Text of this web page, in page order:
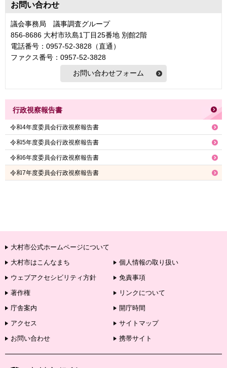
お問い合わせ
議会事務局 議事調査グループ
856-8686 大村市玖島1丁目25番地 別館2階
電話番号：0957-52-3828（直通）
ファクス番号：0957-52-3828
行政視察報告書
令和4年度委員会行政視察報告書
令和5年度委員会行政視察報告書
令和6年度委員会行政視察報告書
令和7年度委員会行政視察報告書
大村市公式ホームページについて
大村市はこんなまち
個人情報の取り扱い
ウェブアクセシビリティ方針
免責事項
著作権
リンクについて
庁舎案内
開庁時間
アクセス
サイトマップ
お問い合わせ
携帯サイト